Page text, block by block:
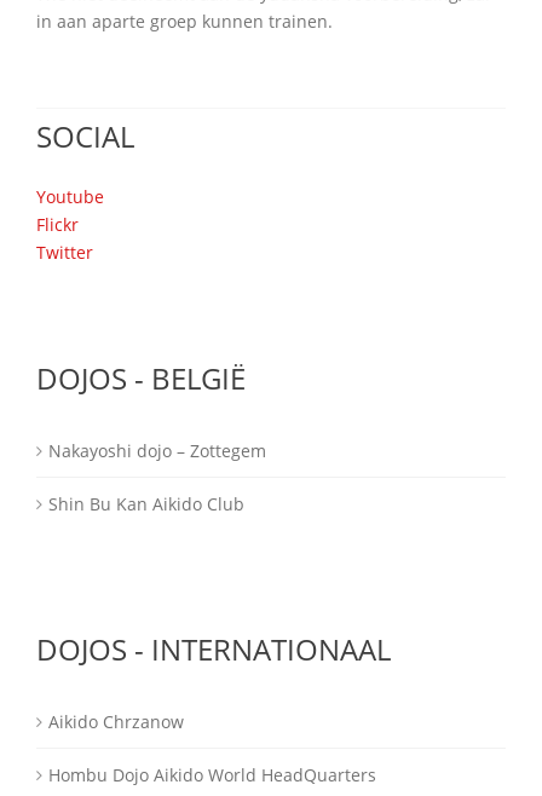
in aan aparte groep kunnen trainen.
SOCIAL
Youtube
Flickr
Twitter
DOJOS - BELGIË
Nakayoshi dojo – Zottegem
Shin Bu Kan Aikido Club
DOJOS - INTERNATIONAAL
Aikido Chrzanow
Hombu Dojo Aikido World HeadQuarters